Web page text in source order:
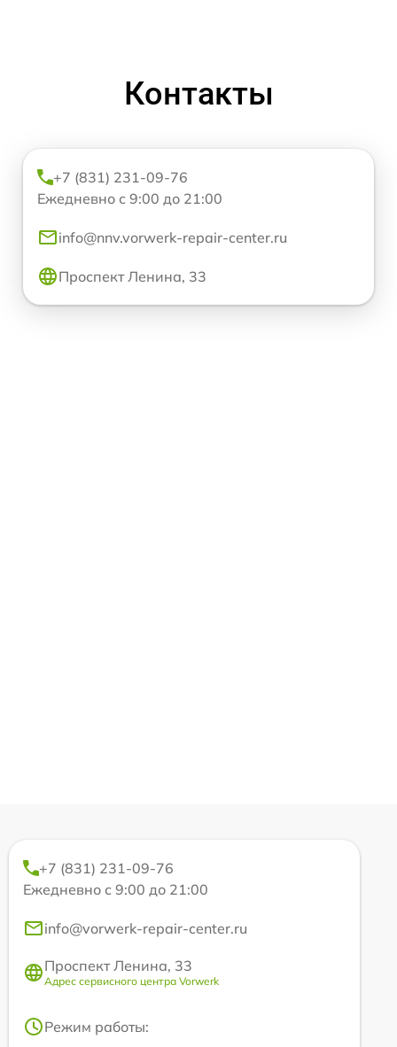
Контакты
+7 (831) 231-09-76
Ежедневно с 9:00 до 21:00
info@nnv.vorwerk-repair-center.ru
Проспект Ленина, 33
+7 (831) 231-09-76
Ежедневно с 9:00 до 21:00
info@vorwerk-repair-center.ru
Проспект Ленина, 33
Адрес сервисного центра Vorwerk
Режим работы: